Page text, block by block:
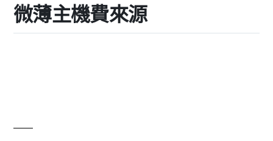
微薄主機費來源